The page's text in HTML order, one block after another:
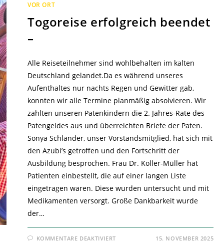
VOR ORT
Togoreise erfolgreich beendet
–
Alle Reiseteilnehmer sind wohlbehalten im kalten
Deutschland gelandet.Da es während unseres
Aufenthaltes nur nachts Regen und Gewitter gab,
konnten wir alle Termine planmäßig absolvieren. Wir
zahlten unseren Patenkindern die 2. Jahres-Rate des
Patengeldes aus und überreichten Briefe der Paten.
Sonya Schlander, unser Vorstandsmitglied, hat sich mit
den Azubi’s getroffen und den Fortschritt der
Ausbildung besprochen. Frau Dr. Koller-Müller hat
Patienten einbestellt, die auf einer langen Liste
eingetragen waren. Diese wurden untersucht und mit
Medikamenten versorgt. Große Dankbarkeit wurde
der…
KOMMENTARE DEAKTIVIERTFÜR 15. NOVEMBER 2025